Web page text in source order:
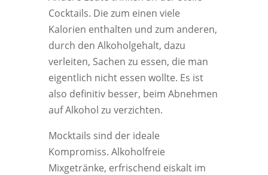
Cocktails. Die zum einen viele
Kalorien enthalten und zum anderen,
durch den Alkoholgehalt, dazu
verleiten, Sachen zu essen, die man
eigentlich nicht essen wollte. Es ist
also definitiv besser, beim Abnehmen
auf Alkohol zu verzichten.
Mocktails sind der ideale
Kompromiss. Alkoholfreie
Mixgetränke, erfrischend eiskalt im